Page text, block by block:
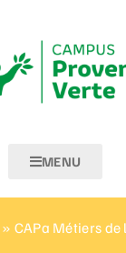
MENU
» CAPa Métiers